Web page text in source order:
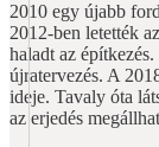
2010 egy újabb
2012-ben letették
haladt az
újratervezés. A
ideje. Tavaly óta
az erjedés